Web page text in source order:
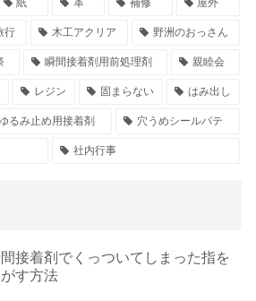
行 木工アクリア 野洲のおっさん
瞬間接着剤用前処理剤 親睦会
レジン 固まらない はみ出し
るみ止め用接着剤 穴うめシールパテ
社内行事
接着剤でくっついてしまった指を
す方法